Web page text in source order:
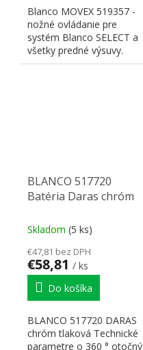
Blanco MOVEX 519357 -
nožné ovládanie pre
systém Blanco SELECT a
všetky predné výsuvy.
Najnižšia odporúčaná
BLANCO 517720
Batéria Daras chróm
Skladom (5 ks)
€47,81 bez DPH
€58,81 / ks
Do košíka
BLANCO 517720 DARAS
chróm tlaková Technické
parametre o 360 ° otočný